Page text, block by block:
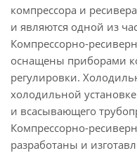
компрессора и
и являются одной из
Компрессорно-
оснащены приборами
регулировки.
холодильной
и всасывающего
Компрессорно-
разработаны и